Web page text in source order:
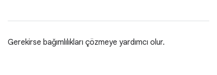
Gerekirse bağımlılıkları çözmeye yardımcı olur.